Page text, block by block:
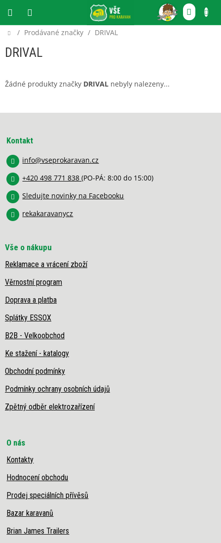
obsah
CZK
Domů
/ Prodávané značky / DRIVAL
DRIVAL
Žádné produkty značky DRIVAL nebyly nalezeny...
Kontakt
info@vseprokaravan.cz
+420 498 771 838(PO-PÁ: 8:00 do 15:00)
Sledujte novinky na Facebooku
rekakaravanycz
Vše o nákupu
Reklamace a vrácení zboží
Věrnostní program
Doprava a platba
Splátky ESSOX
B2B - Velkoobchod
Ke stažení - katalogy
Obchodní podmínky
Podmínky ochrany osobních údajů
Zpětný odběr elektrozařízení
O nás
Kontakty
Hodnocení obchodu
Prodej speciálních přívěsů
Bazar karavanů
Brian James Trailers